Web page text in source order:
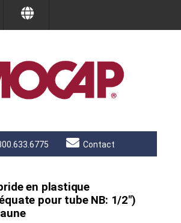
Contact
en plastique
pour tube NB: 1/2")